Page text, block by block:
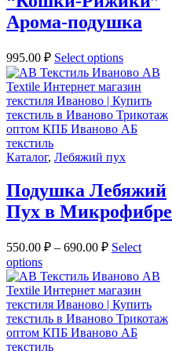
Арома-подушка
995.00 ₽ Select options
Каталог, Лебяжий пух
Подушка Лебяжий
Пух в Микрофибре
550.00 ₽ – 690.00 ₽ Select
options